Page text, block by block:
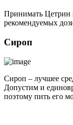
Принимать Цетрин
рекомендуемых
Сироп
Сироп – лучшее
Допустим и
поэтому пить его